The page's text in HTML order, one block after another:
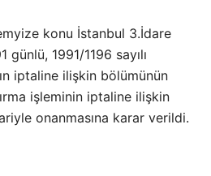
konu İstanbul 3.İdare
günlü, 1991/1196 sayılı
iptaline ilişkin bölümünün
işleminin iptaline ilişkin
onanmasına karar verildi.